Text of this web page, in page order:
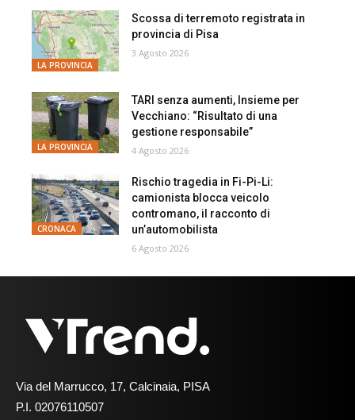
LA PROVINCIA
Scossa di terremoto registrata in
provincia di Pisa
3 Agosto 2026
LA PROVINCIA
TARI senza aumenti, Insieme per
Vecchiano: “Risultato di una
gestione responsabile”
4 Agosto 2026
CRONACA
Rischio tragedia in Fi-Pi-Li:
camionista blocca veicolo
contromano, il racconto di
un’automobilista
6 Agosto 2026
Via del Marrucco, 17, Calcinaia, PISA
P.I. 02076110507